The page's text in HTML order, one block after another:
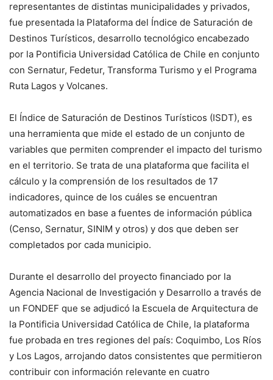
representantes de distintas municipalidades y privados,
fue presentada la Plataforma del Índice de Saturación de
Destinos Turísticos, desarrollo tecnológico encabezado
por la Pontificia Universidad Católica de Chile en conjunto
con Sernatur, Fedetur, Transforma Turismo y el Programa
Ruta Lagos y Volcanes.
El Índice de Saturación de Destinos Turísticos (ISDT), es
una herramienta que mide el estado de un conjunto de
variables que permiten comprender el impacto del turismo
en el territorio. Se trata de una plataforma que facilita el
cálculo y la comprensión de los resultados de 17
indicadores, quince de los cuáles se encuentran
automatizados en base a fuentes de información pública
(Censo, Sernatur, SINIM y otros) y dos que deben ser
completados por cada municipio.
Durante el desarrollo del proyecto financiado por la
Agencia Nacional de Investigación y Desarrollo a través de
un FONDEF que se adjudicó la Escuela de Arquitectura de
la Pontificia Universidad Católica de Chile, la plataforma
fue probada en tres regiones del país: Coquimbo, Los Ríos
y Los Lagos, arrojando datos consistentes que permitieron
contribuir con información relevante en cuatro